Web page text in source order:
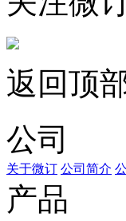
返回顶
公司
关于微订 公司简介
产品